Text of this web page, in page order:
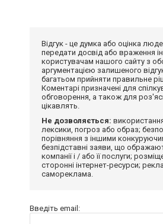
Відгук - це думка або оцінка
передати досвід або враження
користувачам нашого сайту з
аргументацією залишеного
багатьом прийняти правильне
Коментарі призначені для
обговорення, а також для
цікавлять.
Не дозволяється:
лексики, погроз або образ;
порівняння з іншими
безпідставні заяви, що
компанії і / або її послуги;
сторонні інтернет-ресурси;
самореклама.
Введіть email: